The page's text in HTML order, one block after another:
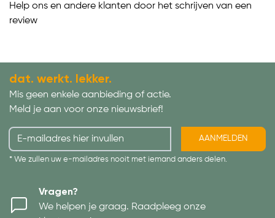
Help ons en andere klanten door het schrijven van een
review
dat. werkt. lekker.
Mis geen enkele aanbieding of actie.
Meld je aan voor onze nieuwsbrief!
AANMELDEN
* We zullen uw e-mailadres nooit met iemand anders delen.
Vragen?
We helpen je graag. Raadpleeg onze